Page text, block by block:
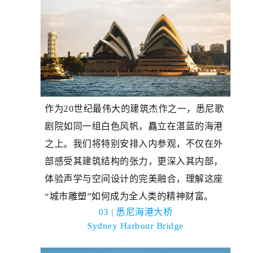
作为20世纪最伟大的建筑杰作之一，悉尼歌
剧院如同一组白色风帆，矗立在湛蓝的海港
之上。我们将特别安排入内参观，不仅在外
部感受其建筑结构的张力，更深入其内部，
体验声学与空间设计的完美融合，理解这座
“城市雕塑”如何成为全人类的精神财富。
03 | 悉尼海港大桥
Sydney Harbour Bridge